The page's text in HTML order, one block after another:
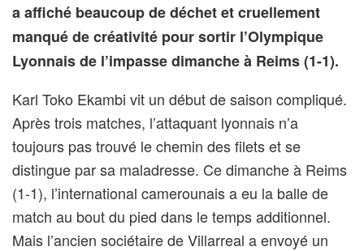
a affiché beaucoup de déchet et cruellement
manqué de créativité pour sortir l’Olympique
Lyonnais de l’impasse dimanche à Reims (1-1).
Karl Toko Ekambi vit un début de saison compliqué.
Après trois matches, l’attaquant lyonnais n’a
toujours pas trouvé le chemin des filets et se
distingue par sa maladresse. Ce dimanche à Reims
(1-1), l’international camerounais a eu la balle de
match au bout du pied dans le temps additionnel.
Mais l’ancien sociétaire de Villarreal a envoyé un